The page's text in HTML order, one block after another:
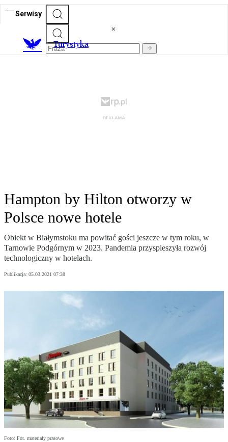
Serwisy
Turystyka
Hampton by Hilton otworzy w
Polsce nowe hotele
Obiekt w Białymstoku ma powitać gości jeszcze w tym roku, w
Tarnowie Podgórnym w 2023. Pandemia przyspieszyła rozwój
technologiczny w hotelach.
Publikacja: 05.03.2021 07:38
Foto: Fot. materiały prasowe